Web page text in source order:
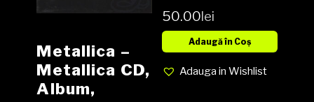
Metallica –
Metallica CD,
Album,
CD,
Compilation,
50.00lei
Adaugă în Coș
Adauga in Wishlist